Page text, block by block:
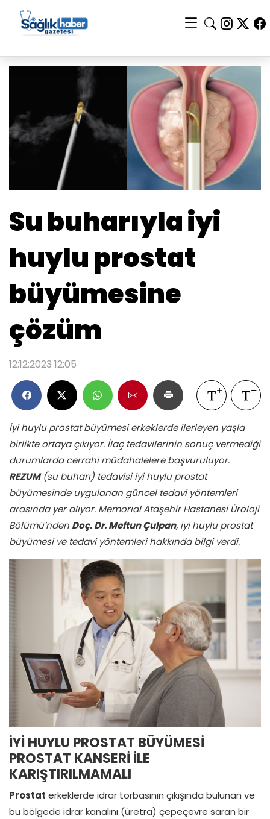
Su buharıyla iyi
huylu prostat
büyümesine
çözüm
12:12:2023 12:05
İyi huylu prostat büyümesi erkeklerde ilerleyen yaşla
birlikte ortaya çıkıyor. İlaç tedavilerinin sonuç vermediği
durumlarda cerrahi müdahalelere başvuruluyor.
REZUM(su buharı) tedavisi iyi huylu prostat
büyümesinde uygulanan güncel tedavi yöntemleri
arasında yer alıyor. Memorial Ataşehir Hastanesi Üroloji
Bölümü’nden Doç. Dr. Meftun Çulpan, iyi huylu prostat
büyümesi ve tedavi yöntemleri hakkında bilgi verdi.
İYİ HUYLU PROSTAT BÜYÜMESİ
PROSTAT KANSERİ İLE
KARIŞTIRILMAMALI
Prostat erkeklerde idrar torbasının çıkışında bulunan ve
bu bölgede idrar kanalını (üretra) çepeçevre saran bir